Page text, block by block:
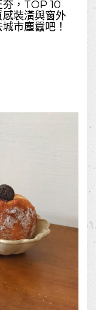
，TOP 10
裝潢與窗外
市塵囂吧！